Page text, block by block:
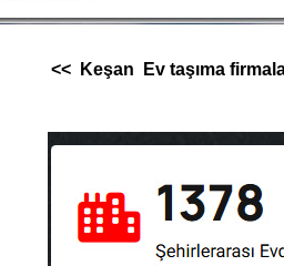
<< Keşan Ev taşıma